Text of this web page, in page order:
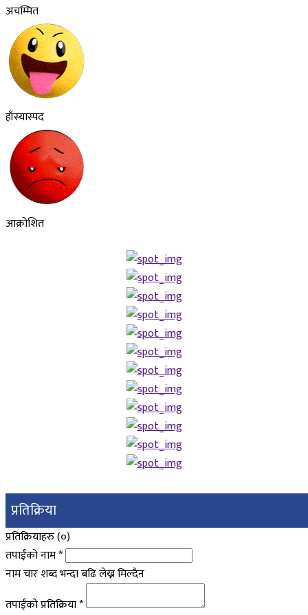
अचम्मित
हाँस्यास्पद
आक्रोशित
प्रतिक्रिया
प्रतिक्रियाहरु (०)
तपाईंको नाम*
नाम चार शब्द भन्दा बढि लेख्न मिल्दैन
तपाईंको प्रतिक्रिया*